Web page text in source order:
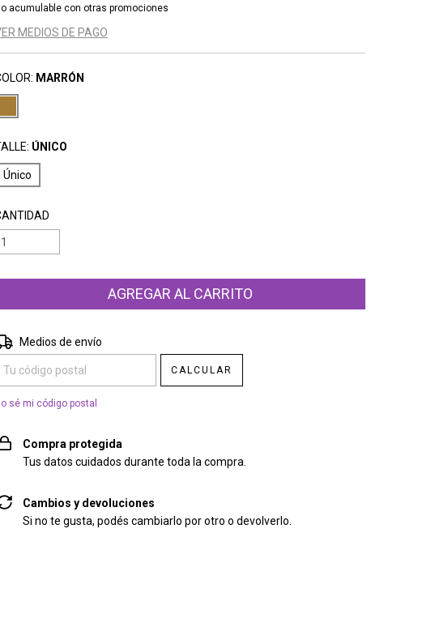
acumulable con otras promociones
MEDIOS DE PAGO
MARRÓN
ÚNICO
Único
para el CP:
Medios de envío
CALCULAR
sé mi código postal
Compra protegida
Tus datos cuidados durante toda la compra.
Cambios y devoluciones
Si no te gusta, podés cambiarlo por otro o devolverlo.